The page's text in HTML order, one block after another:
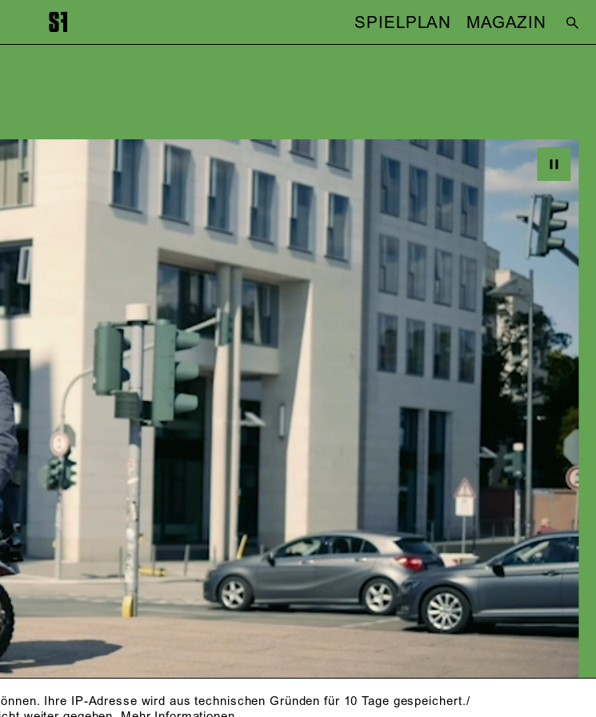
Zum Footer springen SPIELPLAN MAGAZIN
Ihre IP-Adresse wird aus technischen Gründen für 10 Tage gespeichert./